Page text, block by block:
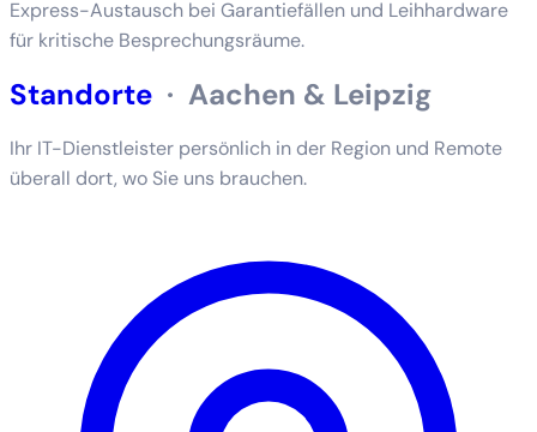
Express-Austausch bei Garantiefällen und Leihhardware
für kritische Besprechungsräume.
Standorte · Aachen & Leipzig
Ihr IT-Dienstleister persönlich in der Region und Remote
überall dort, wo Sie uns brauchen.